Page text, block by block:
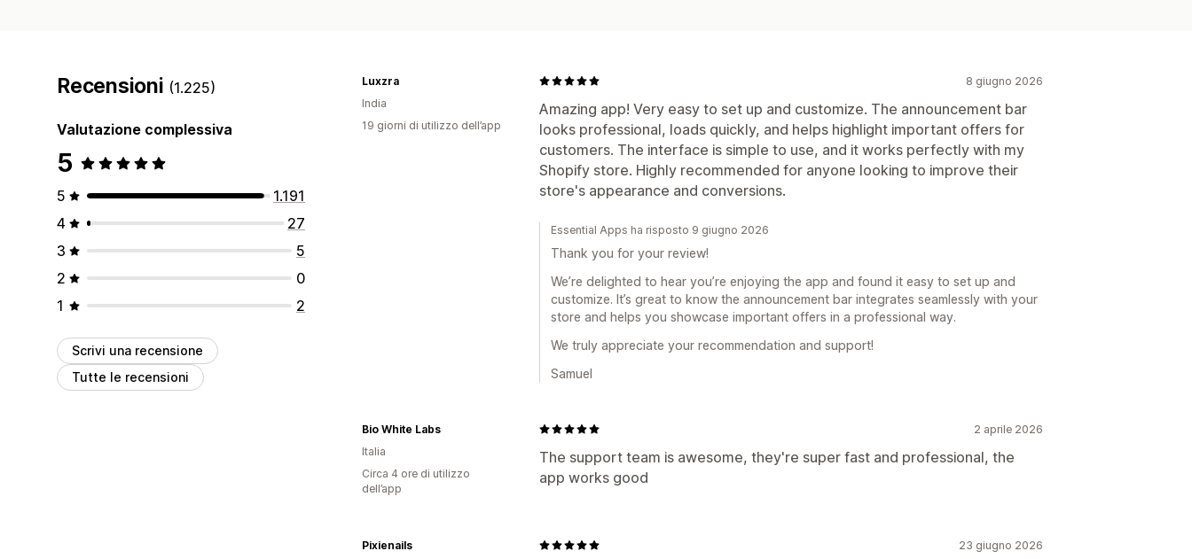
Recensioni (1.225)
Valutazione complessiva
5
5
1.191
4
27
3
5
2
0
1
2
Scrivi una recensione
Tutte le recensioni
8 giugno 2026
Amazing app! Very easy to set up and customize. The announcement bar
looks professional, loads quickly, and helps highlight important offers for
customers. The interface is simple to use, and it works perfectly with my
Shopify store. Highly recommended for anyone looking to improve their
store's appearance and conversions.
Luxzra
India
19 giorni di utilizzo dell’app
Essential Apps ha risposto 9 giugno 2026
Thank you for your review!
We’re delighted to hear you’re enjoying the app and found it easy to set up and
customize. It’s great to know the announcement bar integrates seamlessly with your
store and helps you showcase important offers in a professional way.
We truly appreciate your recommendation and support!
Samuel
2 aprile 2026
The support team is awesome, they're super fast and professional, the
app works good
Bio White Labs
Italia
Circa 4 ore di utilizzo
dell’app
23 giugno 2026
Pixienails